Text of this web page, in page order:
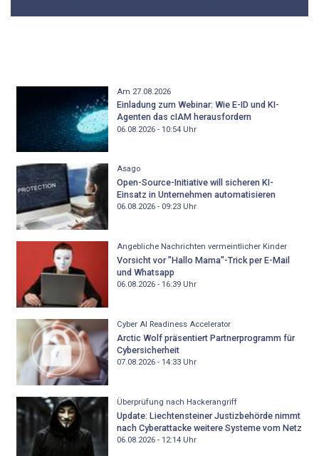
Am 27.08.2026
Einladung zum Webinar: Wie E-ID und KI-
Agenten das cIAM herausfordern
06.08.2026 - 10:54Uhr
Asago
Open-Source-Initiative will sicheren KI-
Einsatz in Unternehmen automatisieren
06.08.2026 - 09:23Uhr
Angebliche Nachrichten vermeintlicher Kinder
Vorsicht vor "Hallo Mama"-Trick per E-Mail
und Whatsapp
06.08.2026 - 16:39Uhr
Cyber AI Readiness Accelerator
Arctic Wolf präsentiert Partnerprogramm für
Cybersicherheit
07.08.2026 - 14:33Uhr
Überprüfung nach Hackerangriff
Update: Liechtensteiner Justizbehörde nimmt
nach Cyberattacke weitere Systeme vom Netz
06.08.2026 - 12:14Uhr